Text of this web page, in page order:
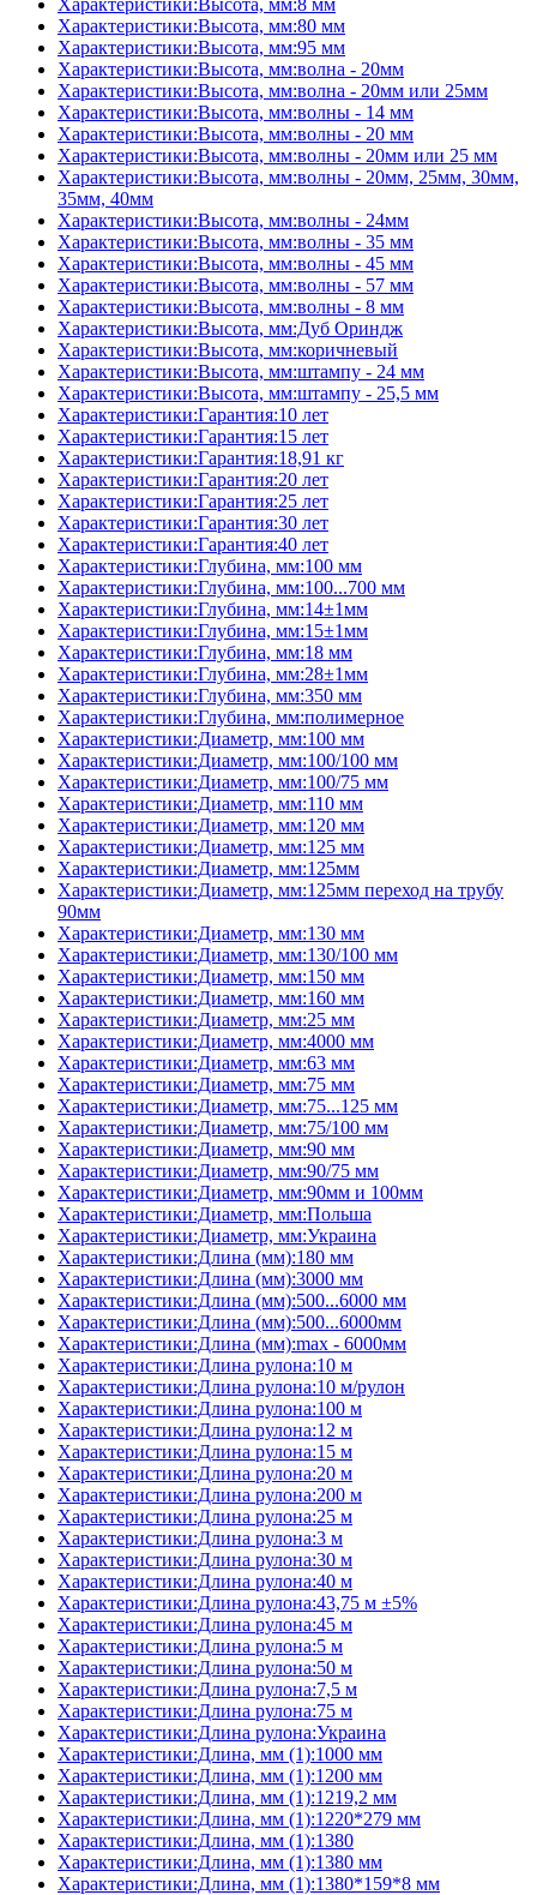
Характеристики:Высота, мм:8 мм
Характеристики:Высота, мм:80 мм
Характеристики:Высота, мм:95 мм
Характеристики:Высота, мм:волна - 20мм
Характеристики:Высота, мм:волна - 20мм или 25мм
Характеристики:Высота, мм:волны - 14 мм
Характеристики:Высота, мм:волны - 20 мм
Характеристики:Высота, мм:волны - 20мм или 25 мм
Характеристики:Высота, мм:волны - 20мм, 25мм, 30мм,
35мм, 40мм
Характеристики:Высота, мм:волны - 24мм
Характеристики:Высота, мм:волны - 35 мм
Характеристики:Высота, мм:волны - 45 мм
Характеристики:Высота, мм:волны - 57 мм
Характеристики:Высота, мм:волны - 8 мм
Характеристики:Высота, мм:Дуб Ориндж
Характеристики:Высота, мм:коричневый
Характеристики:Высота, мм:штампу - 24 мм
Характеристики:Высота, мм:штампу - 25,5 мм
Характеристики:Гарантия:10 лет
Характеристики:Гарантия:15 лет
Характеристики:Гарантия:18,91 кг
Характеристики:Гарантия:20 лет
Характеристики:Гарантия:25 лет
Характеристики:Гарантия:30 лет
Характеристики:Гарантия:40 лет
Характеристики:Глубина, мм:100 мм
Характеристики:Глубина, мм:100...700 мм
Характеристики:Глубина, мм:14±1мм
Характеристики:Глубина, мм:15±1мм
Характеристики:Глубина, мм:18 мм
Характеристики:Глубина, мм:28±1мм
Характеристики:Глубина, мм:350 мм
Характеристики:Глубина, мм:полимерное
Характеристики:Диаметр, мм:100 мм
Характеристики:Диаметр, мм:100/100 мм
Характеристики:Диаметр, мм:100/75 мм
Характеристики:Диаметр, мм:110 мм
Характеристики:Диаметр, мм:120 мм
Характеристики:Диаметр, мм:125 мм
Характеристики:Диаметр, мм:125мм
Характеристики:Диаметр, мм:125мм переход на трубу
90мм
Характеристики:Диаметр, мм:130 мм
Характеристики:Диаметр, мм:130/100 мм
Характеристики:Диаметр, мм:150 мм
Характеристики:Диаметр, мм:160 мм
Характеристики:Диаметр, мм:25 мм
Характеристики:Диаметр, мм:4000 мм
Характеристики:Диаметр, мм:63 мм
Характеристики:Диаметр, мм:75 мм
Характеристики:Диаметр, мм:75...125 мм
Характеристики:Диаметр, мм:75/100 мм
Характеристики:Диаметр, мм:90 мм
Характеристики:Диаметр, мм:90/75 мм
Характеристики:Диаметр, мм:90мм и 100мм
Характеристики:Диаметр, мм:Польша
Характеристики:Диаметр, мм:Украина
Характеристики:Длина (мм):180 мм
Характеристики:Длина (мм):3000 мм
Характеристики:Длина (мм):500...6000 мм
Характеристики:Длина (мм):500...6000мм
Характеристики:Длина (мм):max - 6000мм
Характеристики:Длина рулона:10 м
Характеристики:Длина рулона:10 м/рулон
Характеристики:Длина рулона:100 м
Характеристики:Длина рулона:12 м
Характеристики:Длина рулона:15 м
Характеристики:Длина рулона:20 м
Характеристики:Длина рулона:200 м
Характеристики:Длина рулона:25 м
Характеристики:Длина рулона:3 м
Характеристики:Длина рулона:30 м
Характеристики:Длина рулона:40 м
Характеристики:Длина рулона:43,75 м ±5%
Характеристики:Длина рулона:45 м
Характеристики:Длина рулона:5 м
Характеристики:Длина рулона:50 м
Характеристики:Длина рулона:7,5 м
Характеристики:Длина рулона:75 м
Характеристики:Длина рулона:Украина
Характеристики:Длина, мм (1):1000 мм
Характеристики:Длина, мм (1):1200 мм
Характеристики:Длина, мм (1):1219,2 мм
Характеристики:Длина, мм (1):1220*279 мм
Характеристики:Длина, мм (1):1380
Характеристики:Длина, мм (1):1380 мм
Характеристики:Длина, мм (1):1380*159*8 мм